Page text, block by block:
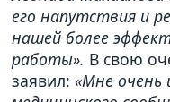
его напутствия и
нашей более
работы». В свою
заявил:«Мне очень